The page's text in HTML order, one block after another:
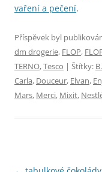
vaření a pečení.
Příspěvek byl
dm drogerie, FLOP,
TERNO,Tesco | Štítky:
Carla, Douceur, Elvan,
Mars, Merci, Mixit,